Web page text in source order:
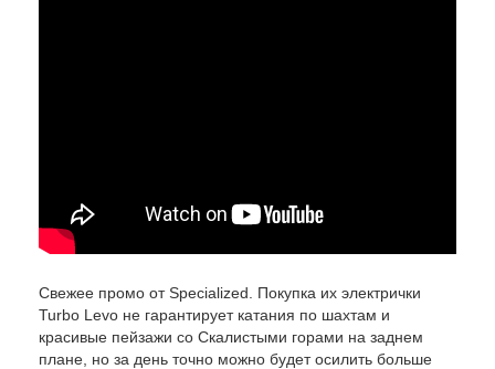
Свежее промо от Specialized. Покупка их электрички
Turbo Levo не гарантирует катания по шахтам и
красивые пейзажи со Скалистыми горами на заднем
плане, но за день точно можно будет осилить больше